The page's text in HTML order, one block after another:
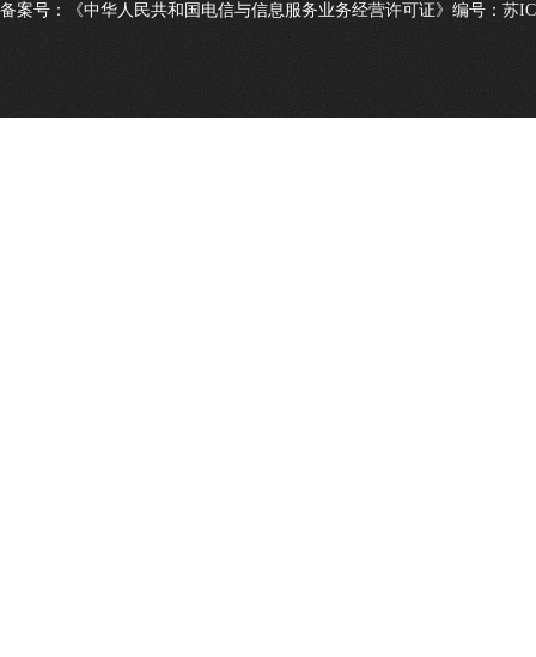
备案号：《中华人民共和国电信与信息服务业务经营许可证》编号： 苏